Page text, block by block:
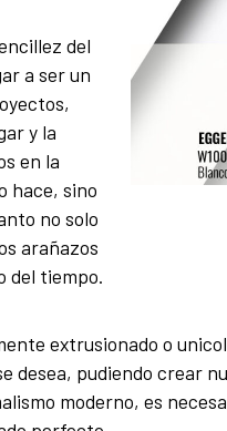
del
a ser un
y la
en la
hace, sino
no solo
arañazos
del tiempo.
extrusionado o
desea, pudiendo crear
moderno, es